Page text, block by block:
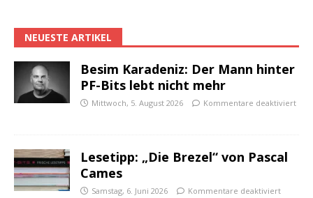
NEUESTE ARTIKEL
Besim Karadeniz: Der Mann hinter
PF-Bits lebt nicht mehr
Mittwoch, 5. August 2026 Kommentare deaktiviert
Lesetipp: „Die Brezel“ von Pascal
Cames
Samstag, 6. Juni 2026 Kommentare deaktiviert